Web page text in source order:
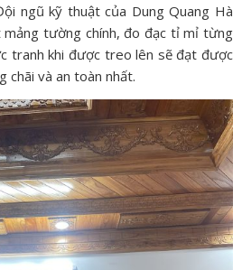
ngũ kỹ thuật của Dung Quang Hà
tường chính, đo đạc tỉ mỉ từng
tranh khi được treo lên sẽ đạt được
chãi và an toàn nhất.